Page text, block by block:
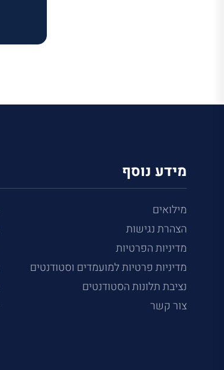
מידע נוסף
מילואים
הצהרת נגישות
מדיניות הפרטיות
מדיניות פרטיות למועמדים וסטודנטים
נציבת תלונות הסטודנטים
צור קשר